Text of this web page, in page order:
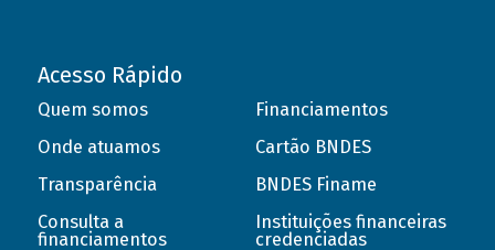
Acesso Rápido
Quem somos
Onde atuamos
Transparência
Consulta a
financiamentos
Financiamentos
Cartão BNDES
BNDES Finame
Instituições financeiras
credenciadas